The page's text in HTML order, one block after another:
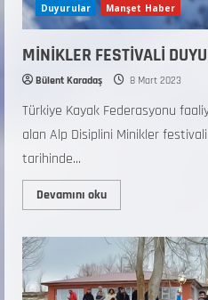
Duyurular Manşet Haber
MİNİKLER FESTİVALİ
Bülent Karadaş 8 Mart 2023
Türkiye Kayak Federasyonu
alan Alp Disiplini Minikler
tarihinde...
Devamını oku